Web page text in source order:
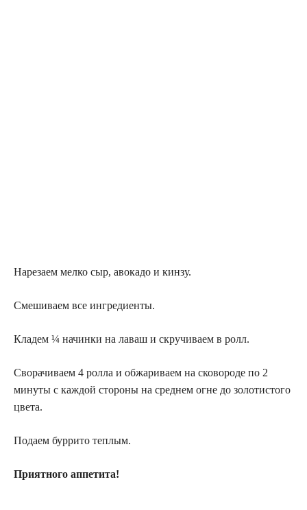
Нарезаем мелко сыр, авокадо и кинзу.
Смешиваем все ингредиенты.
Кладем ¼ начинки на лаваш и скручиваем в ролл.
Сворачиваем 4 ролла и обжариваем на сковороде по 2
минуты с каждой стороны на среднем огне до золотистого
цвета.
Подаем буррито теплым.
Приятного аппетита!